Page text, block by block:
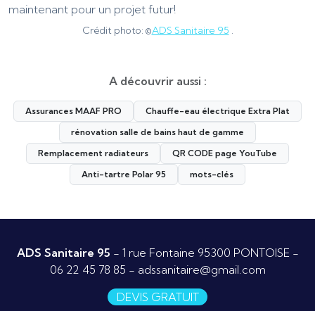
maintenant pour un projet futur!
Crédit photo: ©ADS Sanitaire 95 .
A découvrir aussi :
Assurances MAAF PRO
Chauffe-eau électrique Extra Plat
rénovation salle de bains haut de gamme
Remplacement radiateurs
QR CODE page YouTube
Anti-tartre Polar 95
mots-clés
ADS Sanitaire 95 - 1 rue Fontaine 95300 PONTOISE -
06 22 45 78 85 - adssanitaire@gmail.com
DEVIS GRATUIT